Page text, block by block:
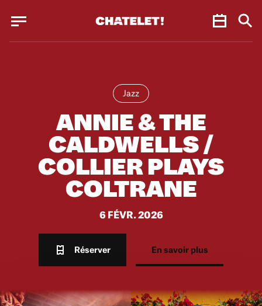
Jazz
ANNIE & THE
CALDWELLS /
COLLIER PLAYS
COLTRANE
6 FÉVR. 2026
Réserver En savoir plus